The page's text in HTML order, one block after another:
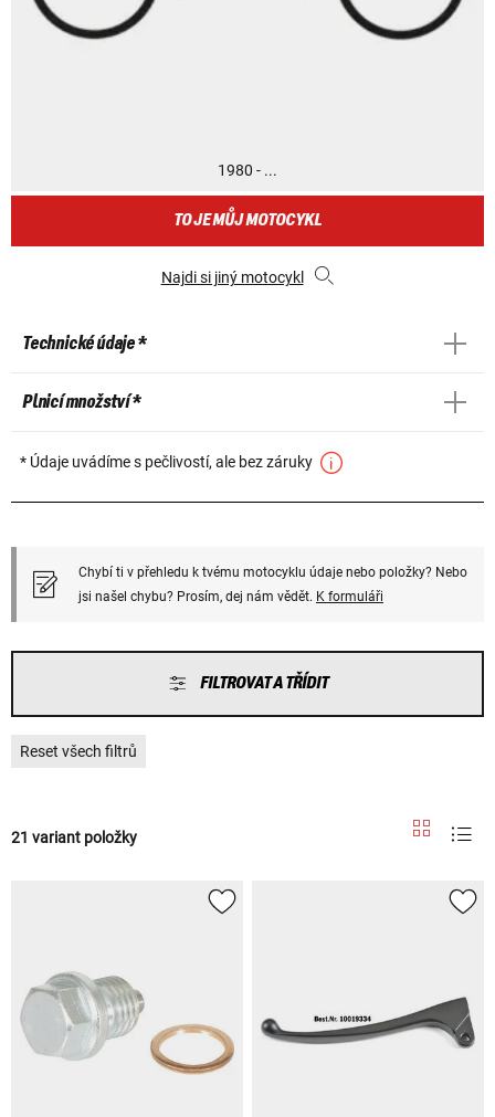
1980 - ...
TO JE MŮJ MOTOCYKL
Najdi si jiný motocykl
Technické údaje *
Plnicí množství *
* Údaje uvádíme s pečlivostí, ale bez záruky
Chybí ti v přehledu k tvému motocyklu údaje nebo položky? Nebo
jsi našel chybu? Prosím, dej nám vědět. K formuláři
FILTROVAT A TŘÍDIT
Reset všech filtrů
21 variant položky